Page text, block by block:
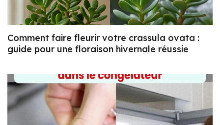
Comment faire fleurir votre crassula ovata :
guide pour une floraison hivernale réussie